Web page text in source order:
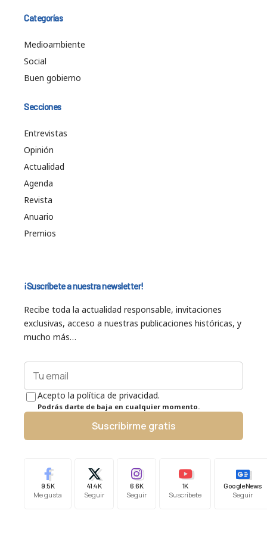
Categorías
Medioambiente
Social
Buen gobierno
Secciones
Entrevistas
Opinión
Actualidad
Agenda
Revista
Anuario
Premios
¡Suscríbete a nuestra newsletter!
Recibe toda la actualidad responsable, invitaciones
exclusivas, acceso a nuestras publicaciones históricas, y
mucho más…
Acepto la política de privacidad.
Podrás darte de baja en cualquier momento.
Suscribirme gratis
9.5K
Me gusta
41.4K
Seguir
6.6K
Seguir
1K
Suscríbete
Google News
Seguir